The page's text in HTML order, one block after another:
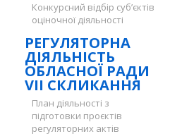
Конкурсний відбір суб’єктів
оціночної діяльності
РЕГУЛЯТОРНА
ДІЯЛЬНІСТЬ
ОБЛАСНОЇ РАДИ
VII СКЛИКАННЯ
План діяльності з
підготовки проєктів
регуляторних актів